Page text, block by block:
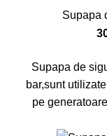
Supapa
Supapa de
bar,sunt
pe